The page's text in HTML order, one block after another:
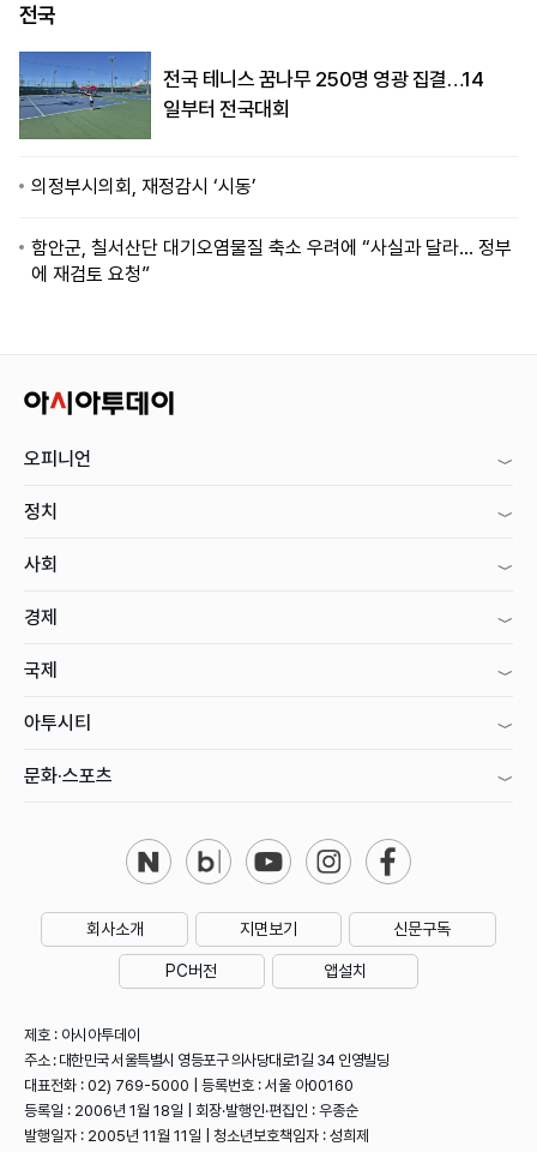
전국
전국 테니스 꿈나무 250명 영광 집결…14
일부터 전국대회
의정부시의회, 재정감시 ‘시동’
함안군, 칠서산단 대기오염물질 축소 우려에 “사실과 달라… 정부
에 재검토 요청”
오피니언
정치
사회
경제
국제
아투시티
문화·스포츠
회사소개 지면보기 신문구독
PC버전 앱설치
제호 : 아시아투데이
주소 : 대한민국 서울특별시 영등포구 의사당대로1길 34 인영빌딩
대표전화 : 02) 769-5000 | 등록번호 : 서울 아00160
등록일 : 2006년 1월 18일 | 회장·발행인·편집인 : 우종순
발행일자 : 2005년 11월 11일 | 청소년보호책임자 : 성희제